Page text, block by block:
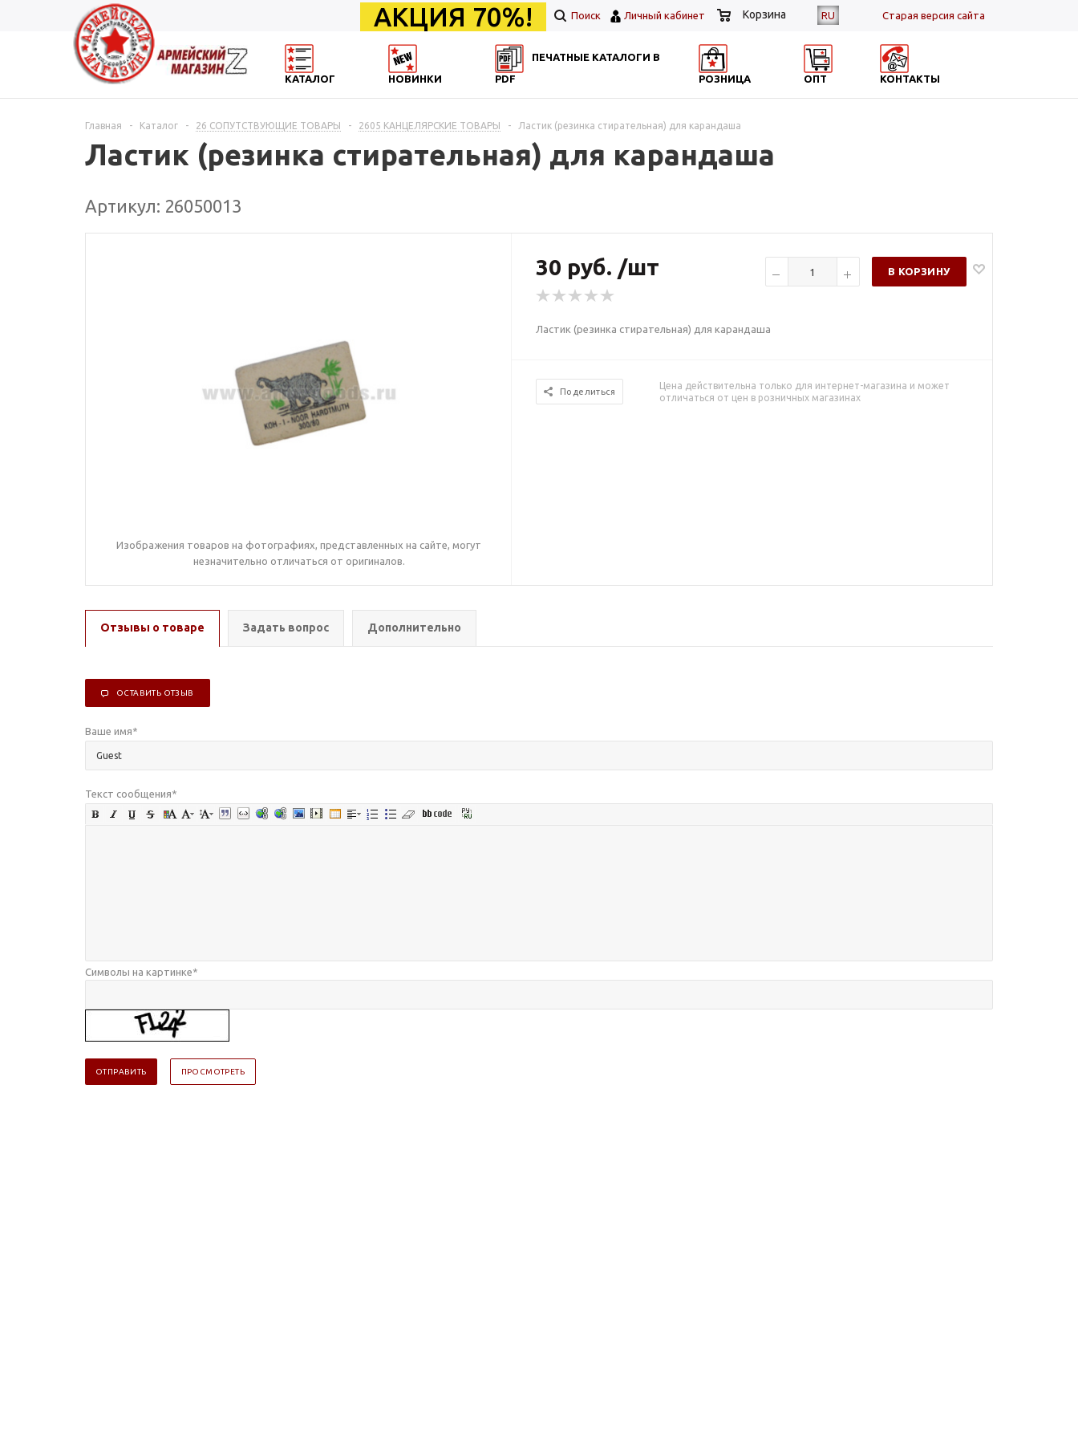
RU Cтарая версия сайта
АКЦИЯ 70%! Поиск Личный кабинет Корзина
КАТАЛОГ НОВИНКИ
ПЕЧАТНЫЕ КАТАЛОГИ В
PDF
РОЗНИЦА ОПТ КОНТАКТЫ
Главная - Каталог - 26 СОПУТСТВУЮЩИЕ ТОВАРЫ - 2605 КАНЦЕЛЯРСКИЕ ТОВАРЫ - Ластик (резинка стирательная) для карандаша
Ластик (резинка стирательная) для карандаша
Артикул: 26050013
Изображения товаров на фотографиях, представленных на сайте, могут
незначительно отличаться от оригиналов.
30 руб. /шт В КОРЗИНУ
Ластик (резинка стирательная) для карандаша
Поделиться
Цена действительна только для интернет-магазина и может
отличаться от цен в розничных магазинах
Отзывы о товаре Задать вопрос Дополнительно
ОСТАВИТЬ ОТЗЫВ
Ваше имя*
Текст сообщения*
Символы на картинке*